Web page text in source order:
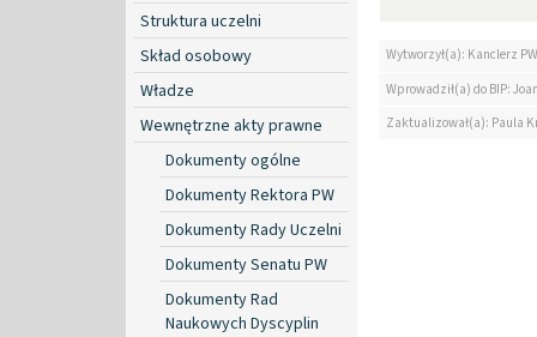
Struktura uczelni
Skład osobowy
Władze
Wewnętrzne akty prawne
Dokumenty ogólne
Dokumenty Rektora PW
Dokumenty Rady Uczelni
Dokumenty Senatu PW
Dokumenty Rad
Naukowych Dyscyplin
Wytworzył(a): Kanclerz PW
Wprowadził(a) do BIP:
Zaktualizował(a): Paula